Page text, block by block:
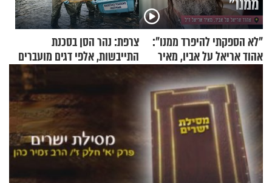
"לא הספקתי להיפרד ממנו":
אהוד אריאל על אביו, מאיר
אריאל ז"ל
צרפת: נהר הסן בסכנת
התייבשות, אלפי דגים מועברים
במבצעי חילוץ